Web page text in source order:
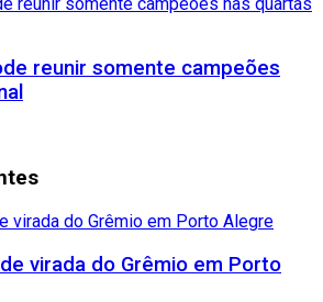
reunir somente campeões
virada do Grêmio em Porto